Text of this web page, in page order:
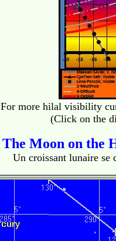
For more hilal visibility
(Click on the
The Moon on the
Un croissant lunaire se